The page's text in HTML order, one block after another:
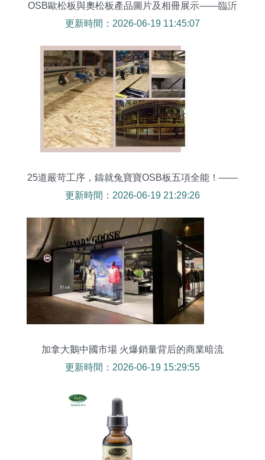
OSB歐松板與奧松板產品圖片及相冊展示——臨沂
家家莊生態木外墻板應用
更新時間：2026-06-19 11:45:07
25道嚴苛工序，鑄就兔寶寶OSB板五項全能！——
加拿大OSB板的卓越品質之路
更新時間：2026-06-19 21:29:26
加拿大鵝中國市場 火爆銷量背后的商業暗流
更新時間：2026-06-19 15:29:55